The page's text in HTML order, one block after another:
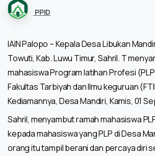
PPID
IAIN Palopo – Kepala Desa Libukan
Towuti, Kab. Luwu Timur, Sahril. T
mahasiswa Program latihan Profesi
Fakultas Tarbiyah dan Ilmu keguruan
Kediamannya, Desa Mandiri, Kamis, 01
Sahril, menyambut ramah mahasiswa
kepada mahasiswa yang PLP di Desa
orang itu tampil berani dan percaya diri